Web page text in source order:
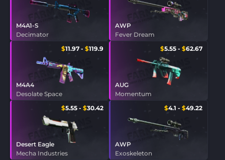
M4A1-S
Decimator
AWP
Fever Dream
$11.97 - $119.9
M4A4
Desolate Space
$5.55 - $62.67
AUG
Momentum
$5.55 - $30.42
Desert Eagle
Mecha Industries
$4.1 - $49.22
AWP
Exoskeleton